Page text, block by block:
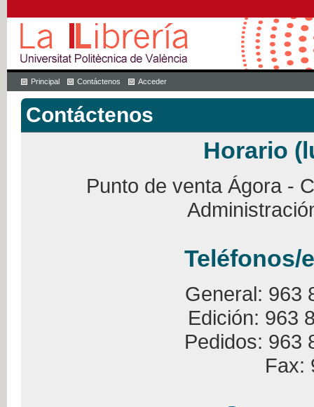
Principal Contáctenos Acceder
Contáctenos
Horario
Punto de venta Ágora -
Teléfonos/
General: 963
Edición: 963
Pedidos: 963
Fax: